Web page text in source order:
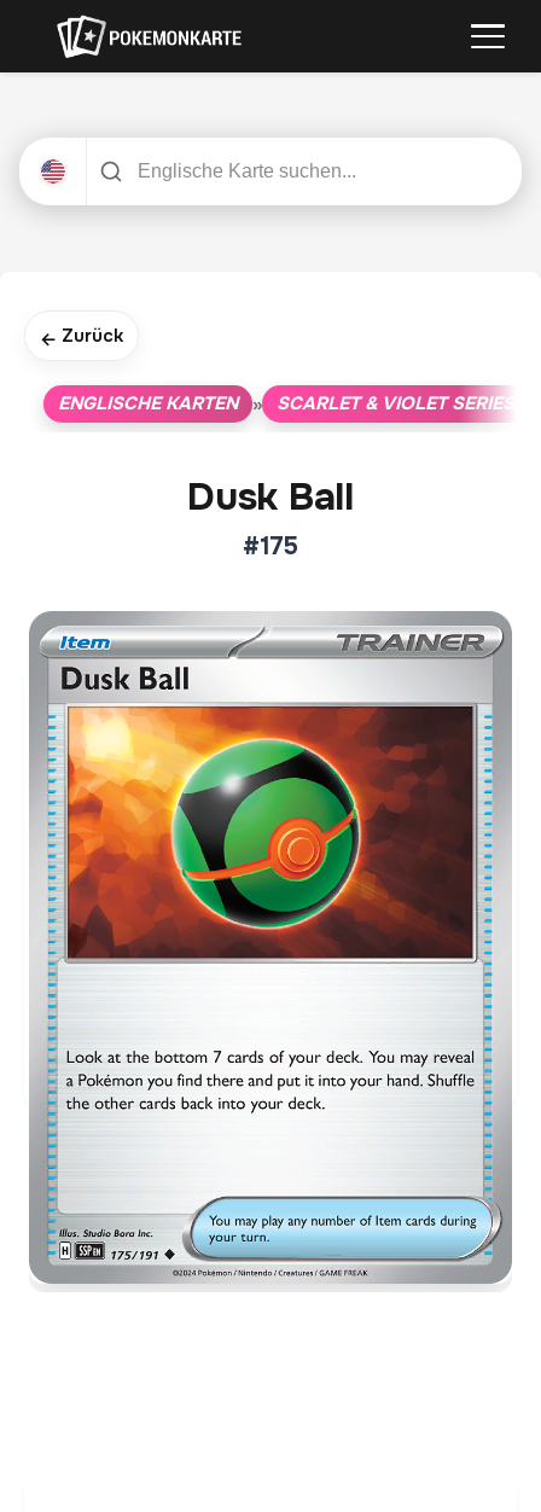
← Zurück
ENGLISCHE KARTEN » SCARLET & VIOLET SERIES
Dusk Ball
#175
Aktueller Marktpreis
€0,18
Normal
€0,30
Preise werden täglich aktualisiert.